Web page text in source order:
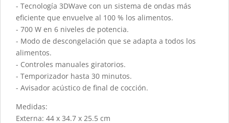
- Tecnología 3DWave con un sistema de ondas más
eficiente que envuelve al 100 % los alimentos.
- 700 W en 6 niveles de potencia.
- Modo de descongelación que se adapta a todos los
alimentos.
- Controles manuales giratorios.
- Temporizador hasta 30 minutos.
- Avisador acústico de final de cocción.
Medidas:
Externa: 44 x 34.7 x 25.5 cm